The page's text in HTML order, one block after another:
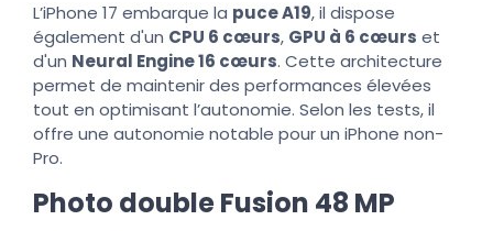
L’iPhone 17 embarque la puce A19, il dispose
également d'un CPU 6 cœurs, GPU à 6 cœurs et
d'un Neural Engine 16 cœurs. Cette architecture
permet de maintenir des performances élevées
tout en optimisant l’autonomie. Selon les tests, il
offre une autonomie notable pour un iPhone non-
Pro.
Photo double Fusion 48 MP